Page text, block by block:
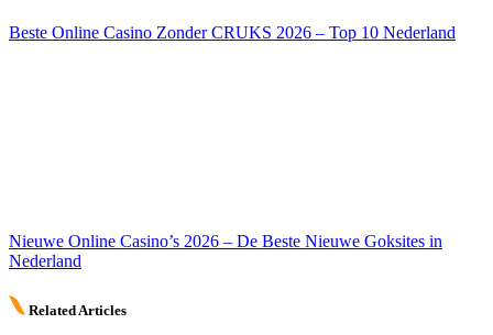
Beste Online Casino Zonder CRUKS 2026 – Top 10 Nederland
Nieuwe Online Casino’s 2026 – De Beste Nieuwe Goksites in
Nederland
Related Articles